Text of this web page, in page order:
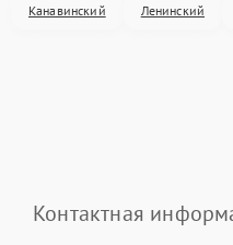
Канавинский Ленинский
Контактная